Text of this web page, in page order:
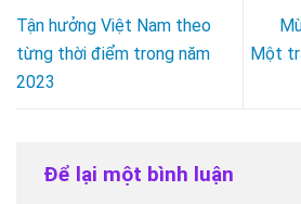
Tận hưởng Việt Nam theo
từng thời điểm trong năm
2023
Một
Để lại một bình luận